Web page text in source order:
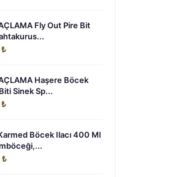
Fly Out Pire Bit
Haşere Böcek
Sinek Sp...
Böcek Ilacı 400 Ml
₺